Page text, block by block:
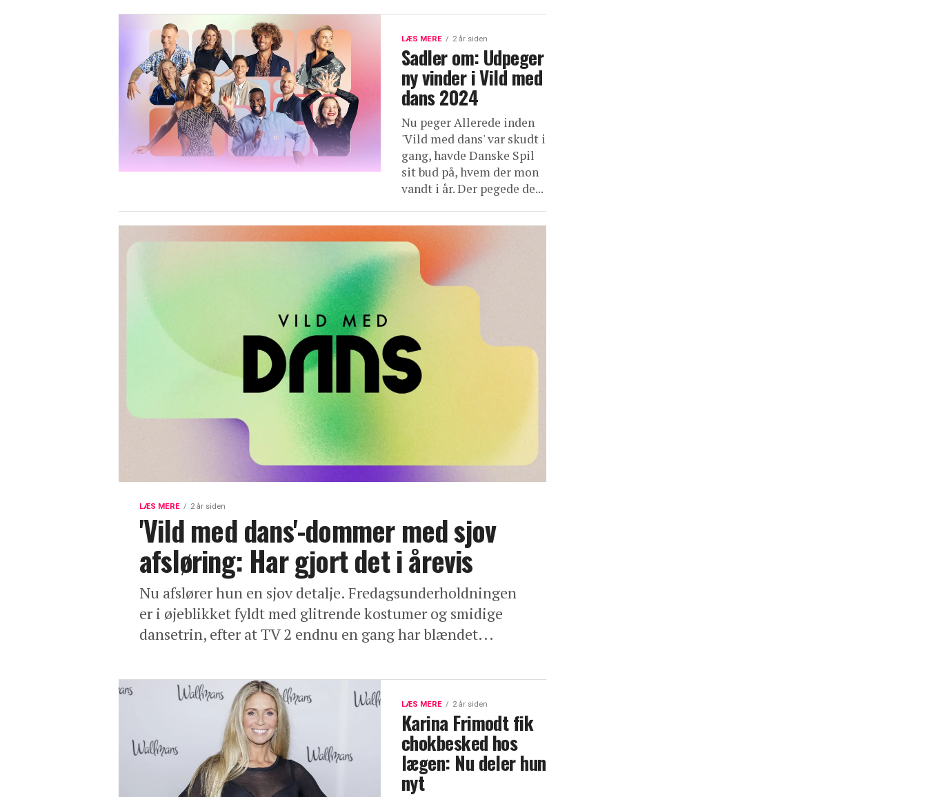
LÆS MERE 2 år siden
Sadler om: Udpeger
ny vinder i Vild med
dans 2024
Nu peger Allerede inden
'Vild med dans' var skudt i
gang, havde Danske Spil
sit bud på, hvem der mon
vandt i år. Der pegede de...
LÆS MERE 2 år siden
'Vild med dans'-dommer med sjov
afsløring: Har gjort det i årevis
Nu afslører hun en sjov detalje. Fredagsunderholdningen
er i øjeblikket fyldt med glitrende kostumer og smidige
dansetrin, efter at TV 2 endnu en gang har blændet...
LÆS MERE 2 år siden
Karina Frimodt fik
chokbesked hos
lægen: Nu deler hun
nyt